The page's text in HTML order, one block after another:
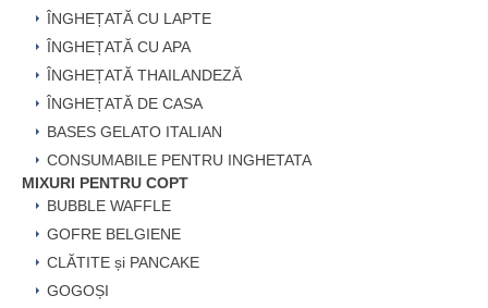
ÎNGHEȚATĂ CU LAPTE
ÎNGHEȚATĂ CU APA
ÎNGHEȚATĂ THAILANDEZĂ
ÎNGHEȚATĂ DE CASA
BASES GELATO ITALIAN
CONSUMABILE PENTRU INGHETATA
MIXURI PENTRU COPT
BUBBLE WAFFLE
GOFRE BELGIENE
CLĂTITE și PANCAKE
GOGOȘI